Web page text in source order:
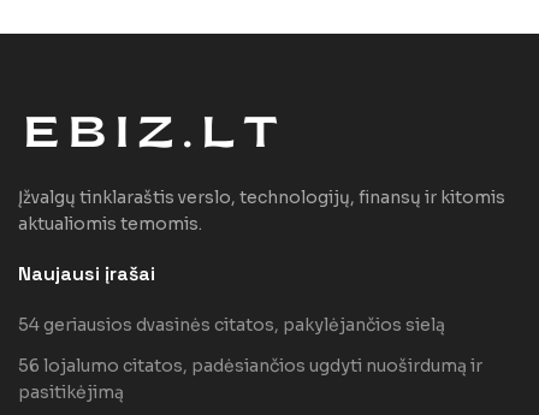
Įžvalgų tinklaraštis verslo, technologijų, finansų ir kitomis
aktualiomis temomis.
Naujausi įrašai
54 geriausios dvasinės citatos, pakylėjančios sielą
56 lojalumo citatos, padėsiančios ugdyti nuoširdumą ir
pasitikėjimą